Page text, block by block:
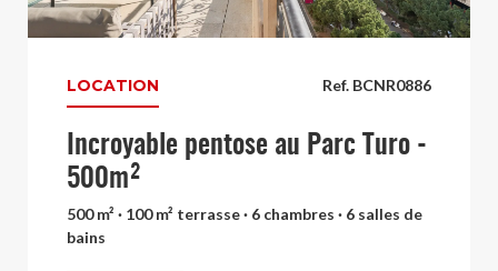
Ref. BCNR0886
LOCATION
Incroyable pentose au Parc Turo -
500m²
500 m² · 100 m² terrasse · 6 chambres · 6 salles de
bains